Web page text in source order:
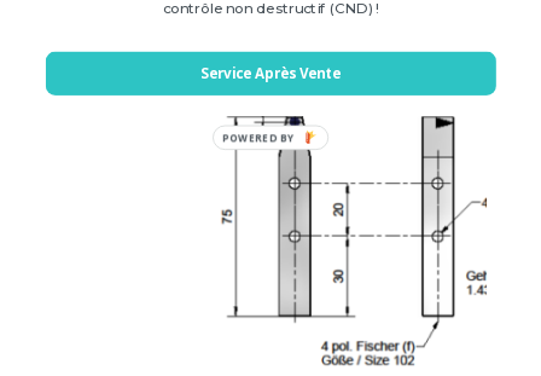
contrôle non destructif (CND) !
Service Après Vente
POWERED BY